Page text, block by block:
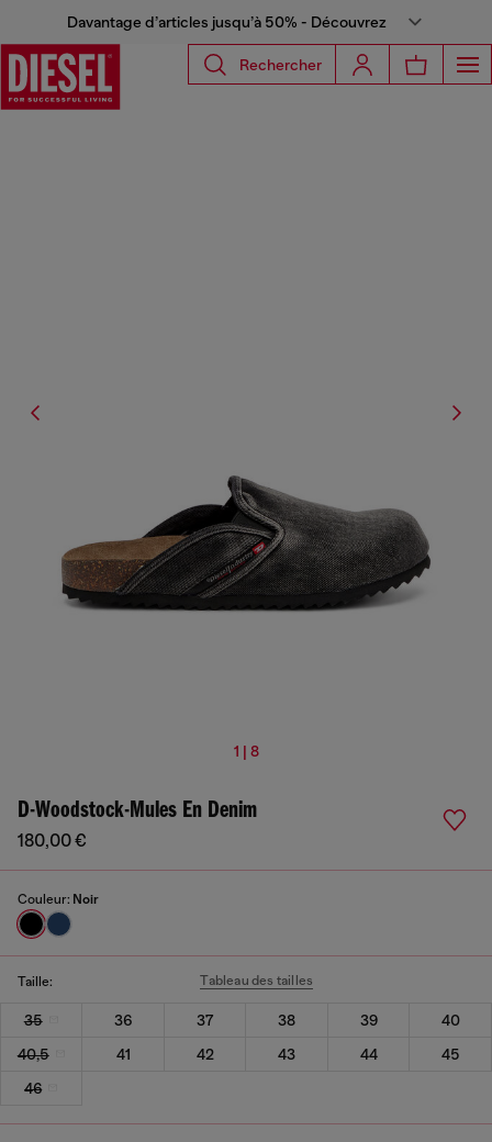
Davantage d’articles jusqu’à 50% - Découvrez
Rechercher
1 | 8
D-Woodstock-Mules En Denim
180,00 €
Couleur: Noir
Taille: Tableau des tailles
35 36 37 38 39
40
40,5
41 42 43 44
45
46